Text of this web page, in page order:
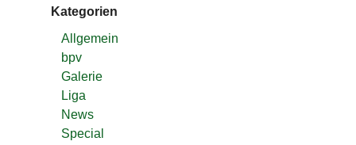
Kategorien
Allgemein
bpv
Galerie
Liga
News
Special